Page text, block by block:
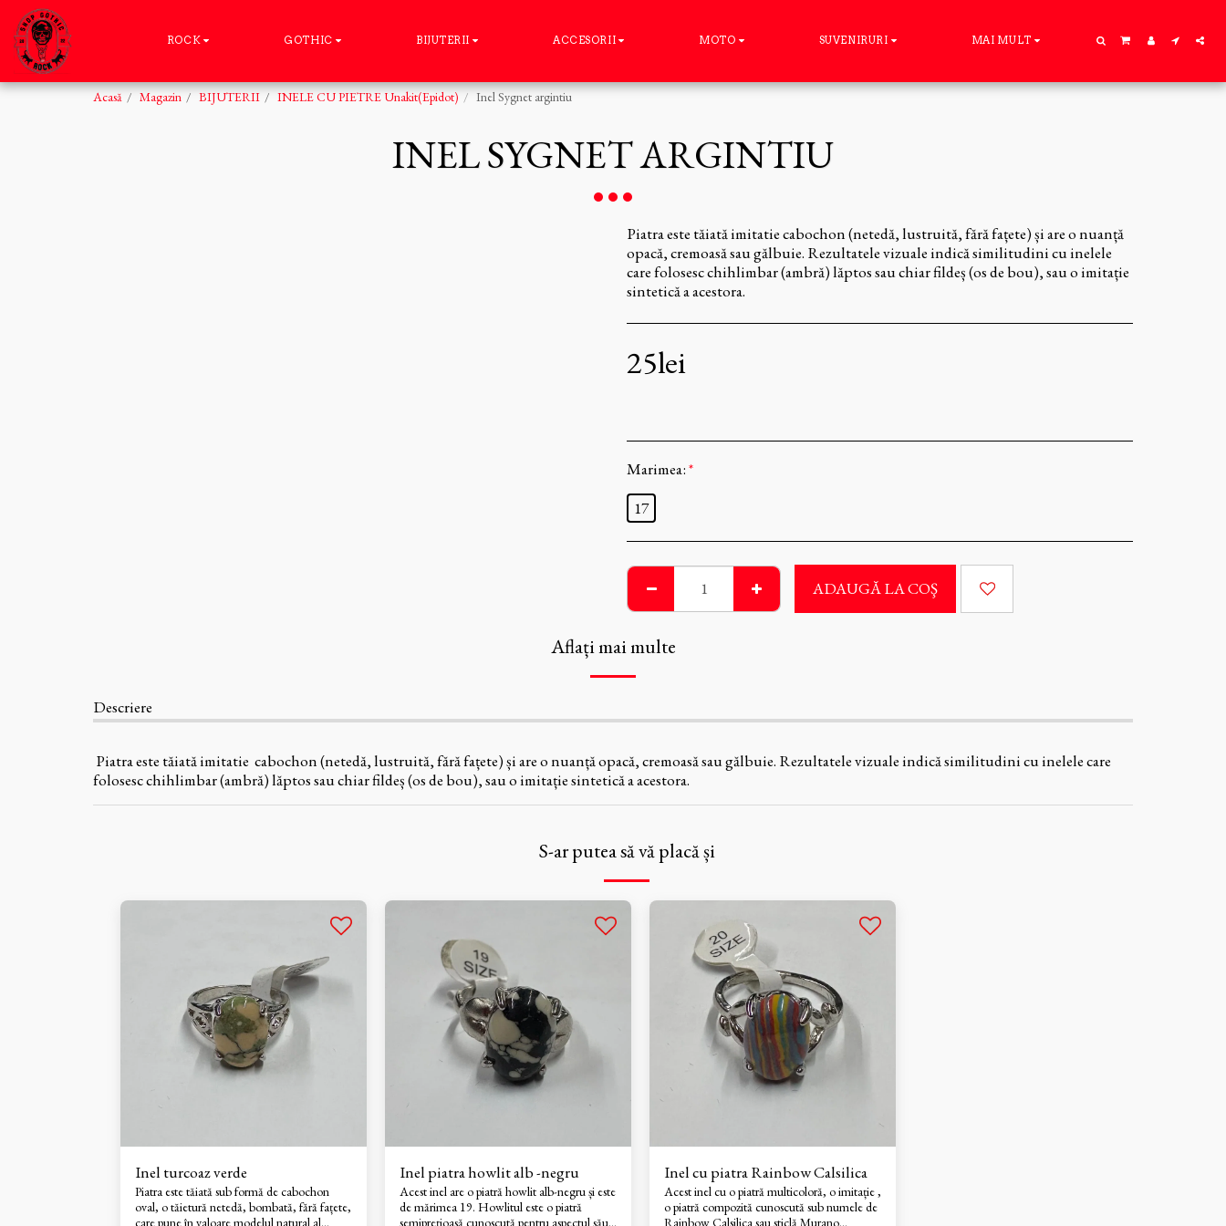
ROCK GOTHIC BIJUTERII ACCESORII MOTO SUVENIRURI MAI MULT
Acasă Magazin BIJUTERII INELE CU PIETRE Unakit(Epidot) Inel Sygnet argintiu
INEL SYGNET ARGINTIU
Piatra este tăiată imitatie cabochon (netedă, lustruită, fără fațete) și are o nuanță
opacă, cremoasă sau gălbuie. Rezultatele vizuale indică similitudini cu inelele
care folosesc chihlimbar (ambră) lăptos sau chiar fildeș (os de bou), sau o imitație
sintetică a acestora.
25lei
Marimea:*
17
ADAUGĂ LA COŞ
Aflați mai multe
Descriere
Piatra este tăiată imitatie cabochon (netedă, lustruită, fără fațete) și are o nuanță opacă, cremoasă sau gălbuie. Rezultatele vizuale indică similitudini cu inelele care
folosesc chihlimbar (ambră) lăptos sau chiar fildeș (os de bou), sau o imitație sintetică a acestora.
S-ar putea să vă placă și
Inel turcoaz verde
Piatra este tăiată sub formă de cabochon
oval, o tăietură netedă, bombată, fără fațete,
care pune în valoare modelul natural al
Inel piatra howlit alb -negru
Acest inel are o piatră howlit alb-negru și este
de mărimea 19. Howlitul este o piatră
semiprețioasă cunoscută pentru aspectul său
Inel cu piatra Rainbow Calsilica
Acest inel cu o piatră multicoloră, o imitație ,
o piatră compozită cunoscută sub numele de
Rainbow Calsilica sau sticlă Murano